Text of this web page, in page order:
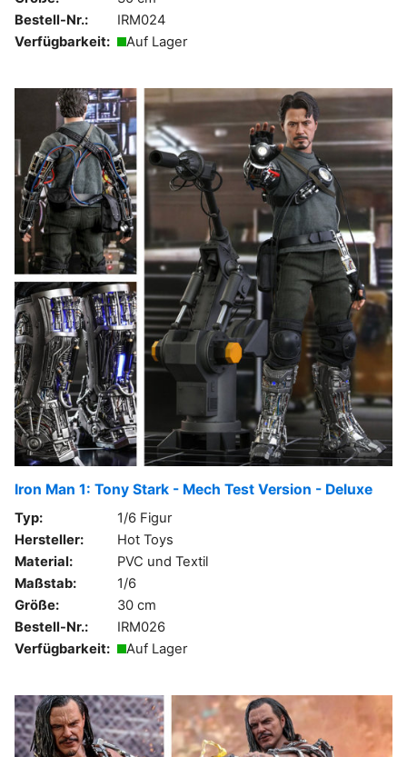
Bestell-Nr.:
IRM024
Verfügbarkeit:
Auf Lager
Iron Man 1: Tony Stark - Mech Test Version - Deluxe
Typ:
1/6 Figur
Hersteller:
Hot Toys
Material:
PVC und Textil
Maßstab:
1/6
Größe:
30 cm
Bestell-Nr.:
IRM026
Verfügbarkeit:
Auf Lager